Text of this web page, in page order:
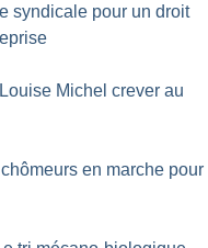
syndicale pour un droit
Michel crever au
en marche pour